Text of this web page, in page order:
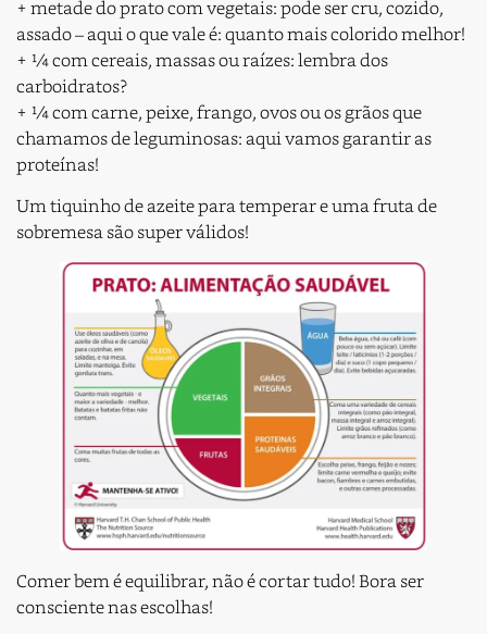
+ metade do prato com vegetais: pode ser cru, cozido,
assado – aqui o que vale é: quanto mais colorido melhor!
+ ¼ com cereais, massas ou raízes: lembra dos
carboidratos?
+ ¼ com carne, peixe, frango, ovos ou os grãos que
chamamos de leguminosas: aqui vamos garantir as
proteínas!
Um tiquinho de azeite para temperar e uma fruta de
sobremesa são super válidos!
Comer bem é equilibrar, não é cortar tudo! Bora ser
consciente nas escolhas!